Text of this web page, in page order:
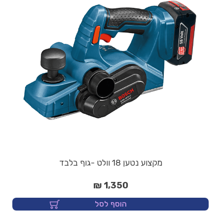
מקצוע נטען 18 וולט -גוף בלבד
1,350 ₪
הוסף לסל